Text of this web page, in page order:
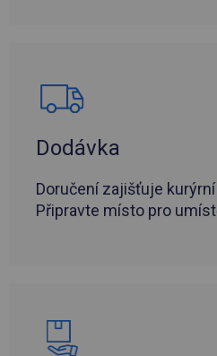
Dodávka
Doručení zajišťuje
Připravte místo pro